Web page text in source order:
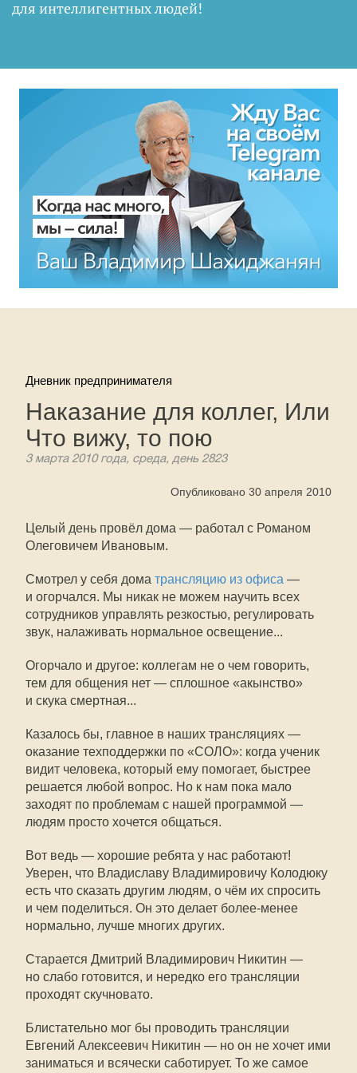
для интеллигентных людей!
Дневник предпринимателя
Наказание для коллег, Или
Что вижу, то пою
3 марта 2010 года, среда, день 2823
Опубликовано 30 апреля 2010
Целый день провёл дома — работал с Романом
Олеговичем Ивановым.
Смотрел у себя дома трансляцию из офиса —
и огорчался. Мы никак не можем научить всех
сотрудников управлять резкостью, регулировать
звук, налаживать нормальное освещение...
Огорчало и другое: коллегам не о чем говорить,
тем для общения нет — сплошное «акынство»
и скука смертная...
Казалось бы, главное в наших трансляциях —
оказание техподдержки по «СОЛО»: когда ученик
видит человека, который ему помогает, быстрее
решается любой вопрос. Но к нам пока мало
заходят по проблемам с нашей программой —
людям просто хочется общаться.
Вот ведь — хорошие ребята у нас работают!
Уверен, что Владиславу Владимировичу Колодюку
есть что сказать другим людям, о чём их спросить
и чем поделиться. Он это делает более-менее
нормально, лучше многих других.
Старается Дмитрий Владимирович Никитин —
но слабо готовится, и нередко его трансляции
проходят скучновато.
Блистательно мог бы проводить трансляции
Евгений Алексеевич Никитин — но он не хочет ими
заниматься и всячески саботирует. То же самое